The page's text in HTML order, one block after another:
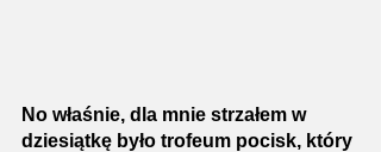
No właśnie, dla mnie strzałem w
dziesiątkę było trofeum pocisk, który